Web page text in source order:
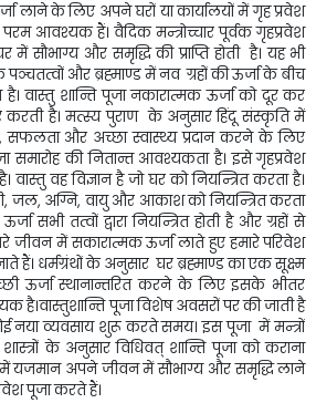
लाने के लिए अपने घरों या कार्यालयों में गृह प्रवेश
परम आवश्यक हैं। वैदिक मन्त्रोच्चार पूर्वक गृहप्रवेश
सौभाग्य और समृद्धि की प्राप्ति होती है। यह भी
पञ्चतत्वों और ब्रह्माण्ड में नव ग्रहों की ऊर्जा के बीच
वास्तु शान्ति पूजा नकारात्मक ऊर्जा को दूर कर
करती है। मत्स्य पुराण के अनुसार हिंदू संस्कृति में
सफलता और अच्छा स्वास्थ्य प्रदान करने के लिए
समारोह की नितान्त आवश्यकता है। इसे गृहप्रवेश
वास्तु वह विज्ञान है जो घर को नियन्त्रित करता है।
जल, अग्नि, वायु और आकाश को नियन्त्रित करता
सभी तत्वों द्वारा नियन्त्रित होती है और ग्रहों से
जीवन में सकारात्मक ऊर्जा लाते हुए हमारे परिवेश
हैं। धर्मग्रंथों के अनुसार घर ब्रह्माण्ड का एक सूक्ष्म
ऊर्जा स्थानान्तरित करने के लिए इसके भीतर
है।वास्तुशान्ति पूजा विशेष अवसरों पर की जाती है
नया व्यवसाय शुरू करते समय। इस पूजा में मन्त्रों
के अनुसार विधिवत् शान्ति पूजा को कराना
में यजमान अपने जीवन में सौभाग्य और समृद्धि लाने
पूजा करते हैं।